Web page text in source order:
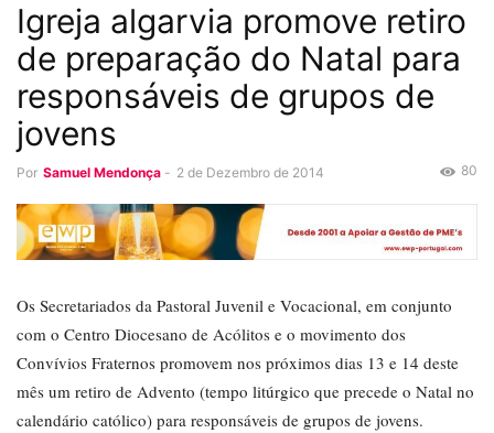
Igreja algarvia promove retiro
de preparação do Natal para
responsáveis de grupos de
jovens
Por Samuel Mendonça - 2 de Dezembro de 2014 80
Os Secretariados da Pastoral Juvenil e Vocacional, em conjunto
com o Centro Diocesano de Acólitos e o movimento dos
Convívios Fraternos promovem nos próximos dias 13 e 14 deste
mês um retiro de Advento (tempo litúrgico que precede o Natal no
calendário católico) para responsáveis de grupos de jovens.